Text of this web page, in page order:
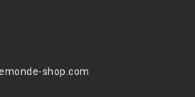
shop.com